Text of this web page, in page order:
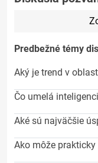
Predbežné témy
Aký je trend v
Čo umelá
Aké sú najväčšie
Ako môže